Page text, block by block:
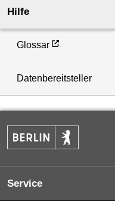
Hilfe
Glossar
Datenbereitsteller
Service